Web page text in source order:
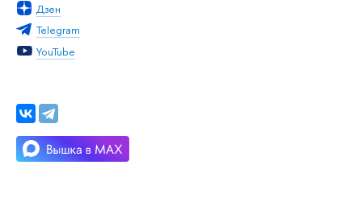
Дзен
Telegram
YouTube